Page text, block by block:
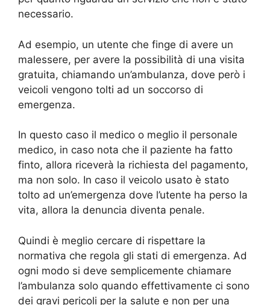
necessario.
Ad esempio, un utente che finge di avere un
malessere, per avere la possibilità di una visita
gratuita, chiamando un’ambulanza, dove però i
veicoli vengono tolti ad un soccorso di
emergenza.
In questo caso il medico o meglio il personale
medico, in caso nota che il paziente ha fatto
finto, allora riceverà la richiesta del pagamento,
ma non solo. In caso il veicolo usato è stato
tolto ad un’emergenza dove l’utente ha perso la
vita, allora la denuncia diventa penale.
Quindi è meglio cercare di rispettare la
normativa che regola gli stati di emergenza. Ad
ogni modo si deve semplicemente chiamare
l’ambulanza solo quando effettivamente ci sono
dei gravi pericoli per la salute e non per una